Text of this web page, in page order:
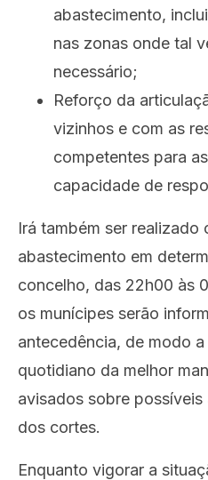
abastecimento,
nas zonas onde tal
necessário;
Reforço da
vizinhos e com as
competentes para
capacidade de
Irá também ser
abastecimento em
concelho, das 22h00 às
os munícipes serão
antecedência, de modo
quotidiano da melhor
avisados sobre
dos cortes.
Enquanto vigorar a